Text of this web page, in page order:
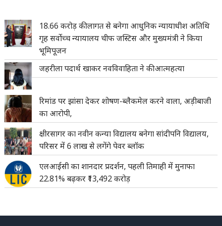
18.66 करोड़ की लागत से बनेगा आधुनिक न्यायाधीश अतिथि
गृह सर्वोच्च न्यायालय चीफ जस्टिस और मुख्यमंत्री ने किया
भूमिपूजन
जहरीला पदार्थ खाकर नवविवाहिता ने की आत्महत्या
रिमांड पर झांसा देकर शोषण-ब्लैकमेल करने वाला, अड़ीबाजी
का आरोपी,
क्षीरसागर का नवीन कन्या विद्यालय बनेगा सांदीपनि विद्यालय,
परिसर में 6 लाख से लगेंगे पेवर ब्लॉक
एलआईसी का शानदार प्रदर्शन, पहली तिमाही में मुनाफा
22.81% बढ़कर ₹13,492 करोड़